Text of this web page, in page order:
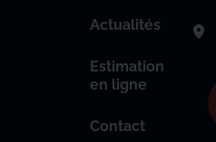
Actualités
Estimation
en ligne
Contact